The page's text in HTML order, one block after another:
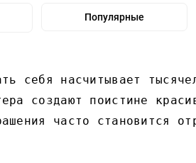
себя насчитывает
создают поистине
часто становится